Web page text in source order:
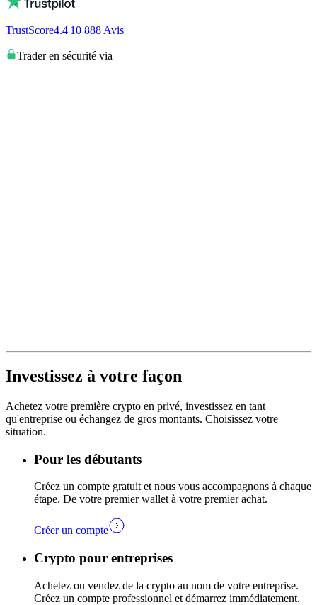
TrustScore4.4|10 888 Avis
Trader en sécurité via
Investissez à votre façon
Achetez votre première crypto en privé, investissez en tant
qu'entreprise ou échangez de gros montants. Choisissez votre
situation.
Pour les débutants
Créez un compte gratuit et nous vous accompagnons à chaque
étape. De votre premier wallet à votre premier achat.
Créer un compte
Crypto pour entreprises
Achetez ou vendez de la crypto au nom de votre entreprise.
Créez un compte professionnel et démarrez immédiatement.